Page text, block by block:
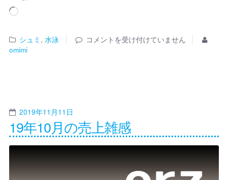
シュミ ,水泳
コメントを受け付けていません
omimi
2019年11月11日
19年10月の売上雑感